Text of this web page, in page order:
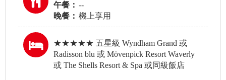
午餐： --
晚餐： 機上享用
★★★★★ 五星級 Wyndham Grand 或
Radisson blu 或 Mövenpick Resort Waverly
或 The Shells Resort & Spa 或同級飯店